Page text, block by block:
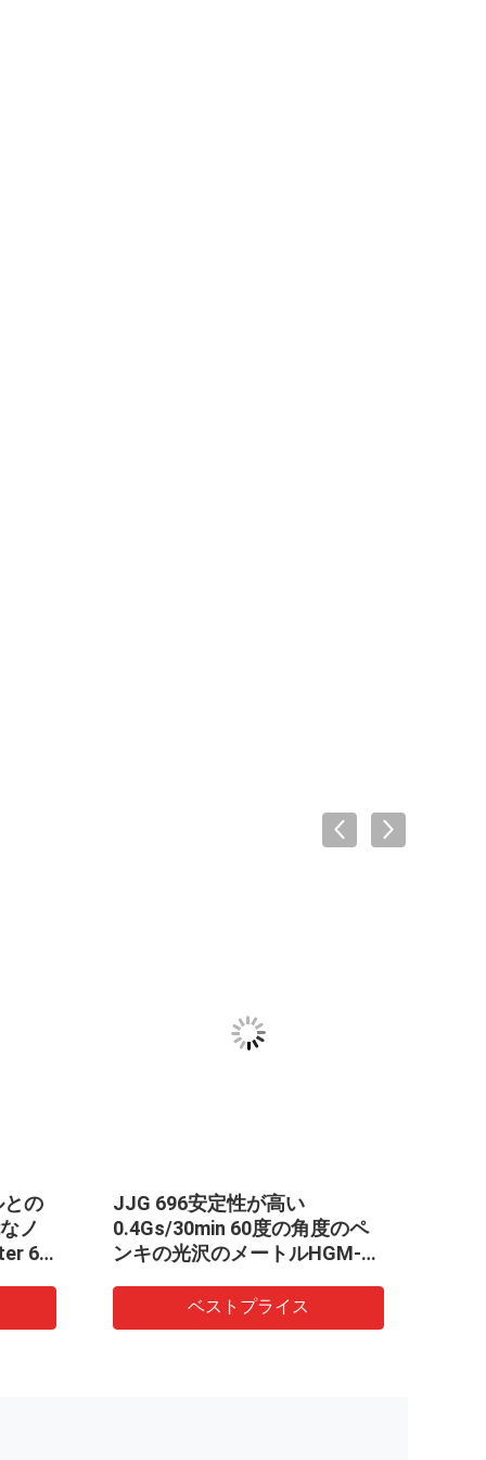
JJG 696安定性が高い
0.4Gs/30min 60度の角度のペ
ンキの光沢のメートルHGM-
ベストプライス
ルの2000年
三角度三デ